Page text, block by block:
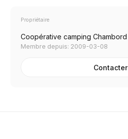
Propriétaire
Coopérative camping Chambord
Membre depuis: 2009-03-08
Contacter